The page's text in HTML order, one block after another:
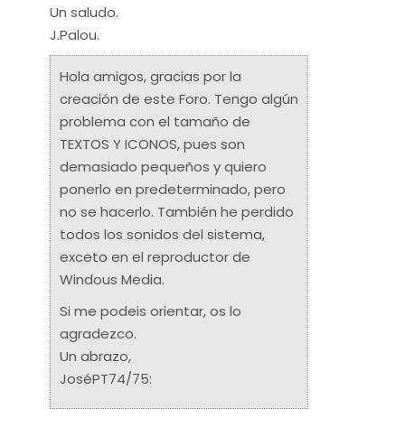
Un saludo.
J.Palou.
Hola amigos, gracias por la
creación de este Foro. Tengo algún
problema con el tamaño de
TEXTOS Y ICONOS, pues son
demasiado pequeños y quiero
ponerlo en predeterminado, pero
no se hacerlo. También he perdido
todos los sonidos del sistema,
exceto en el reproductor de
Windous Media.
Si me podeis orientar, os lo
agradezco.
Un abrazo,
JoséPT74/75: